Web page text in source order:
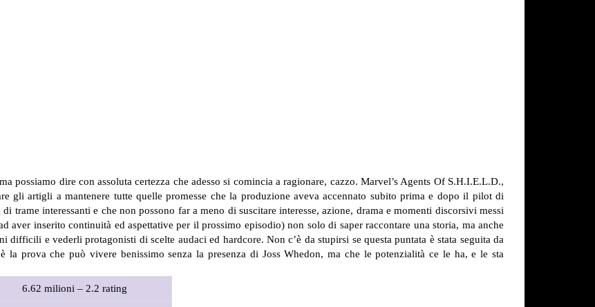
possiamo dire con assoluta certezza che adesso si comincia a ragionare, cazzo. Marvel’s Agents Of S.H.I.E.L.D.,
gli artigli a mantenere tutte quelle promesse che la produzione aveva accennato subito prima e dopo il pilot di
trame interessanti e che non possono far a meno di suscitare interesse, azione, drama e momenti discorsivi messi
aver inserito continuità ed aspettative per il prossimo episodio) non solo di saper raccontare una storia, ma anche
difficili e vederli protagonisti di scelte audaci ed hardcore. Non c’è da stupirsi se questa puntata è stata seguita da
prova che può vivere benissimo senza la presenza di Joss Whedon, ma che le potenzialità ce le ha, e le sta
6.62 milioni – 2.2 rating